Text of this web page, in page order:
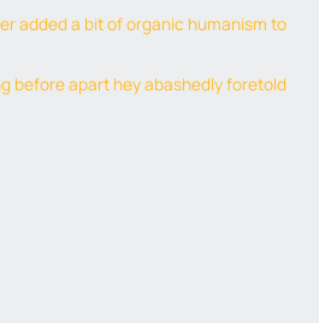
added a bit of organic humanism to
before apart hey abashedly foretold